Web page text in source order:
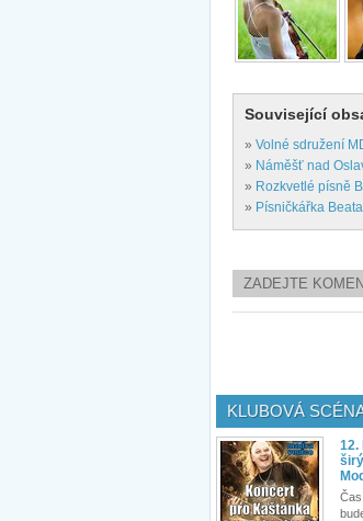
Související
» Volné sdružení
» Náměšť nad
» Rozkvetlé písně
» Písničkářka
ZADEJTE
KLUBOVÁ
12.